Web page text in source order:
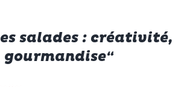
salades : créativité,